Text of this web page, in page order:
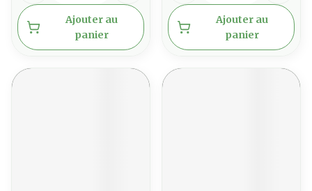
Ajouter au
panier
Ajouter au
panier